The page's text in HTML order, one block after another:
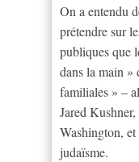
On a entendu
prétendre sur
publiques que
dans la main »
familiales » –
Jared
Washington,
judaïsme.